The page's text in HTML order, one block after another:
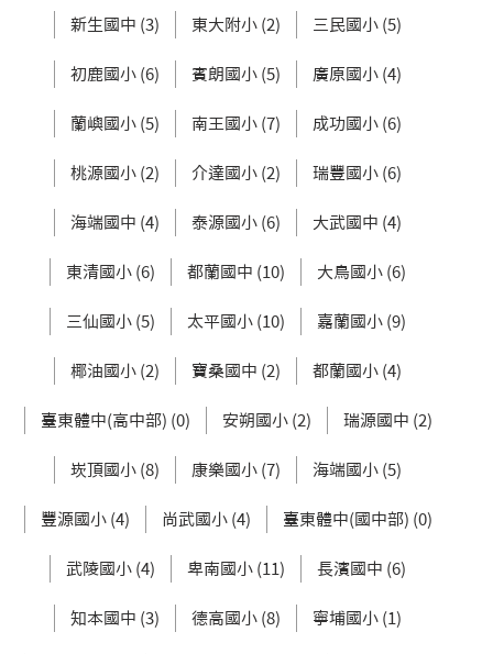
新生國中 (3) 東大附小 (2) 三民國小 (5)
初鹿國小 (6) 賓朗國小 (5) 廣原國小 (4)
蘭嶼國小 (5) 南王國小 (7) 成功國小 (6)
桃源國小 (2) 介達國小 (2) 瑞豐國小 (6)
海端國中 (4) 泰源國小 (6) 大武國中 (4)
東清國小 (6) 都蘭國中 (10) 大鳥國小 (6)
三仙國小 (5) 太平國小 (10) 嘉蘭國小 (9)
椰油國小 (2) 寶桑國中 (2) 都蘭國小 (4)
臺東體中(高中部) (0) 安朔國小 (2) 瑞源國中 (2)
崁頂國小 (8) 康樂國小 (7) 海端國小 (5)
豐源國小 (4) 尚武國小 (4) 臺東體中(國中部) (0)
武陵國小 (4) 卑南國小 (11) 長濱國中 (6)
知本國中 (3) 德高國小 (8) 寧埔國小 (1)